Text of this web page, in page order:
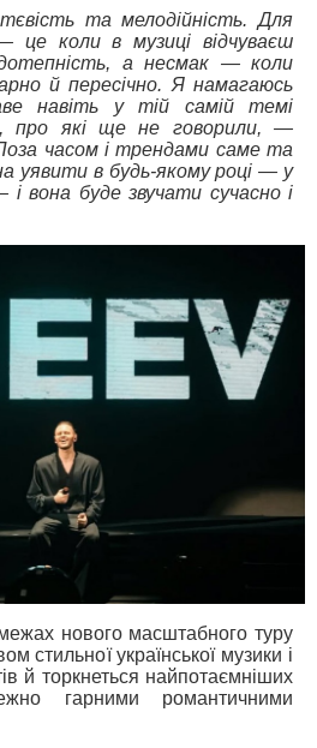
та мелодійність. Для
це коли в музиці відчуваєш
а несмак — коли
й пересічно. Я намагаюсь
навіть у тій самій темі
про які ще не говорили, —
часом і трендами саме та
уявити в будь-якому році — у
вона буде звучати сучасно і
нового масштабного туру
стильної української музики і
й торкнеться найпотаємніших
гарними романтичними